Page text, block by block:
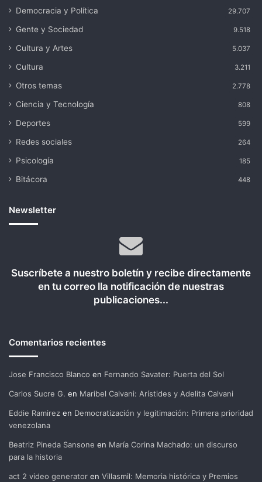
Democracia y Política 29.707
Gente y Sociedad 9.518
Cultura y Artes 5.037
Cultura 3.211
Otros temas 2.778
Ciencia y Tecnología 808
Deportes 599
Redes sociales 264
Psicología 185
Bitácora 448
Newsletter
Suscríbete a nuestro boletín y recibe directamente
en tu correo lla notificación de nuestras
publicaciones...
Comentarios recientes
Jose Francisco Blanco en Fernando Savater: Puerta del Sol
Carlos Sucre G. en Maribel Calvani: Arístides y Adelita Calvani
Eddie Ramirez en Democratización y legitimación: Primera prioridad
venezolana
Beatriz Pineda Sansone en María Corina Machado: un discurso
para la historia
act 2 video generator en Villasmil: Memoria histórica y Premios